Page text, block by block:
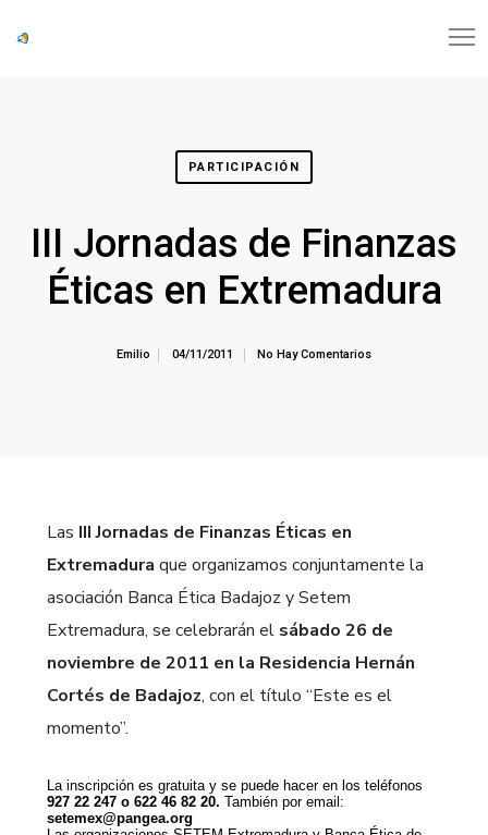
PARTICIPACIÓN
III Jornadas de Finanzas
Éticas en Extremadura
Emilio 04/11/2011 No Hay Comentarios
Las III Jornadas de Finanzas Éticas en
Extremadura que organizamos conjuntamente la
asociación Banca Ética Badajoz y Setem
Extremadura, se celebrarán el sábado 26 de
noviembre de 2011 en la Residencia Hernán
Cortés de Badajoz, con el título “Este es el
momento”.
La inscripción es gratuita y se puede hacer en los teléfonos
927 22 247 o 622 46 82 20. También por email:
setemex@pangea.org